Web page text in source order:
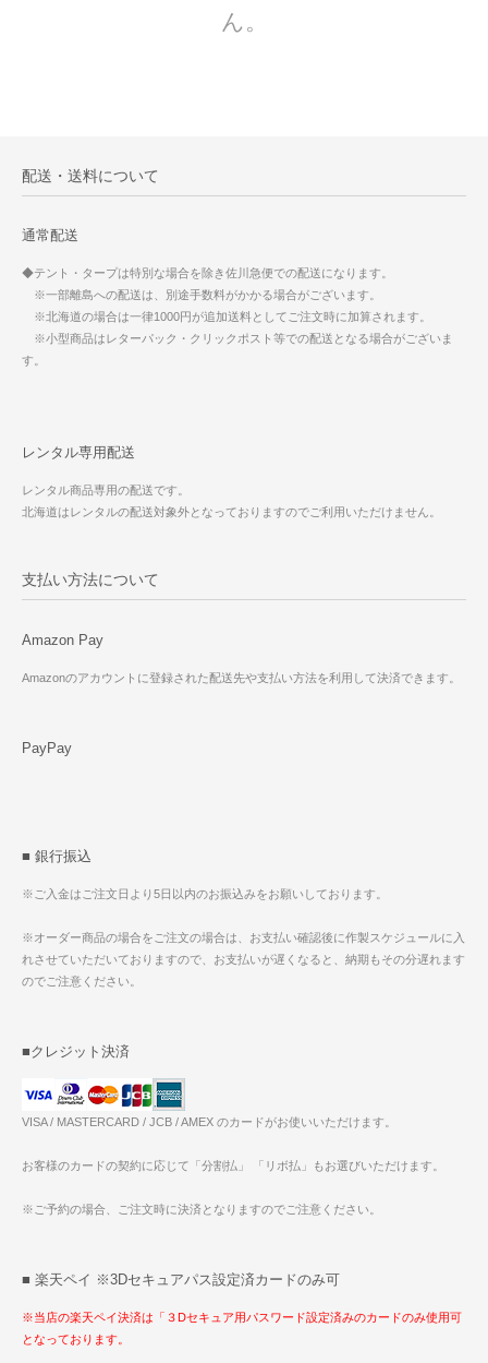
ん。
配送・送料について
通常配送
◆テント・タープは特別な場合を除き佐川急便での配送になります。
※一部離島への配送は、別途手数料がかかる場合がございます。
※北海道の場合は一律1000円が追加送料としてご注文時に加算されます。
※小型商品はレターパック・クリックポスト等での配送となる場合がございま
す。
レンタル専用配送
レンタル商品専用の配送です。
北海道はレンタルの配送対象外となっておりますのでご利用いただけません。
支払い方法について
Amazon Pay
Amazonのアカウントに登録された配送先や支払い方法を利用して決済できます。
PayPay
■ 銀行振込
※ご入金はご注文日より5日以内のお振込みをお願いしております。
※オーダー商品の場合をご注文の場合は、お支払い確認後に作製スケジュールに入
れさせていただいておりますので、お支払いが遅くなると、納期もその分遅れます
のでご注意ください。
■クレジット決済
VISA / MASTERCARD / JCB / AMEX のカードがお使いいただけます。
お客様のカードの契約に応じて「分割払」 「リボ払」もお選びいただけます。
※ご予約の場合、ご注文時に決済となりますのでご注意ください。
■ 楽天ペイ ※3Dセキュアパス設定済カードのみ可
※当店の楽天ペイ決済は「３Dセキュア用パスワード設定済みのカードのみ使用可
となっております。